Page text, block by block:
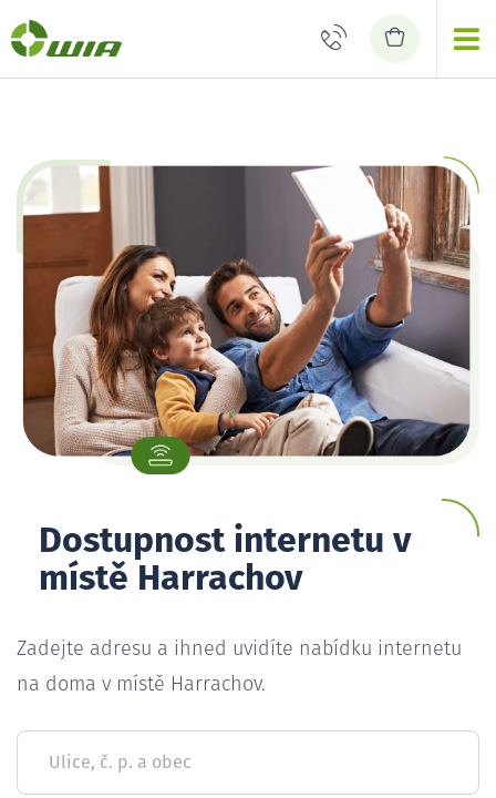
Dostupnost internetu v
místě Harrachov
Zadejte adresu a ihned uvidíte nabídku internetu
na doma v místě Harrachov.
Ulice, č. p. a obec